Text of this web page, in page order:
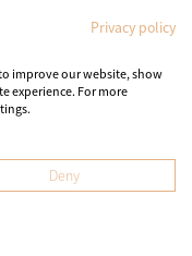
Kft.
reserved.
Privacy policy
improve our website, show
experience. For more
Deny